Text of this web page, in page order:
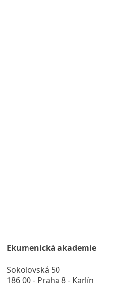
Ekumenická akademie
Sokolovská 50
186 00 - Praha 8 - Karlín